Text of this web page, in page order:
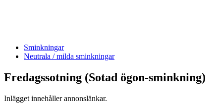
Sminkningar
Neutrala / milda sminkningar
Fredagssotning (Sotad ögon-sminkning)
Inlägget innehåller annonslänkar.